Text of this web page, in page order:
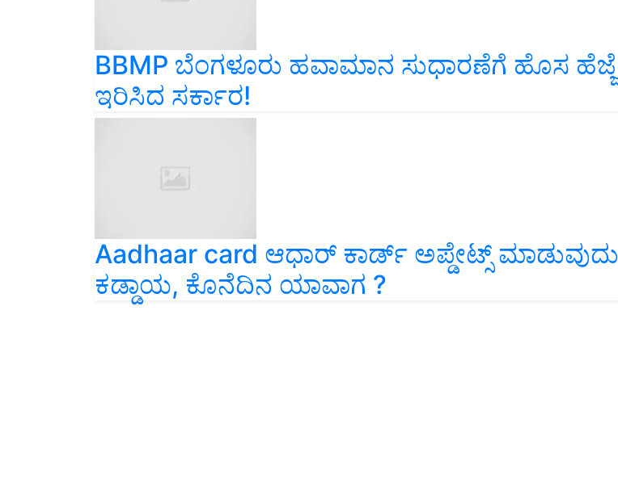
BBMP ಬೆಂಗಳೂರು ಹವಾಮಾನ ಸುಧಾರಣೆಗೆ ಹೊಸ ಹೆಜ್ಜೆ
ಇರಿಸಿದ ಸರ್ಕಾರ!
Aadhaar card ಆಧಾರ್‌ ಕಾರ್ಡ್‌ ಅಪ್ಡೇಟ್ಸ್‌ ಮಾಡುವುದು
ಕಡ್ಡಾಯ, ಕೊನೆದಿನ ಯಾವಾಗ ?